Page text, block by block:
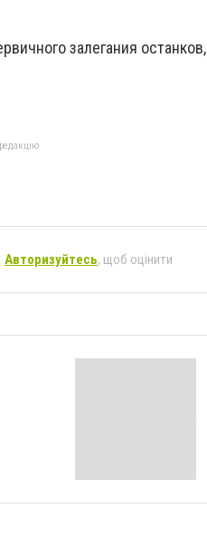
залегания останков,
Авторизуйтесь, щоб оцінити